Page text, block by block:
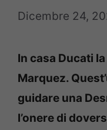
Dicembre 24,
In casa Ducati
Marquez.
guidare una
l’onere di